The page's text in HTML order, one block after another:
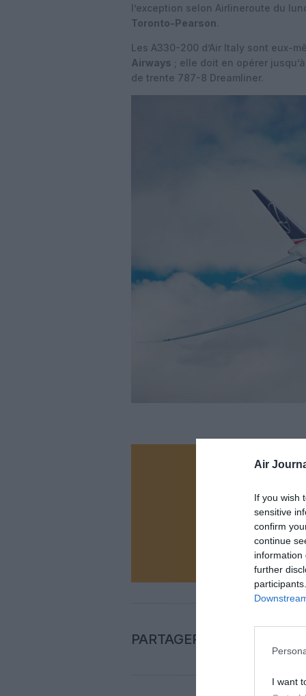
Air
If you wish
sensitive
confirm
continue
information
further
I want
l’exception selon Airlineroute du
Toronto-Pearson.
Les A330-200 d’Air Italy sont eux-
Airways ; elle doit en opérer
de trente 787-8 Dreamliner.
Vous
PARTAGER L'ARTICLE